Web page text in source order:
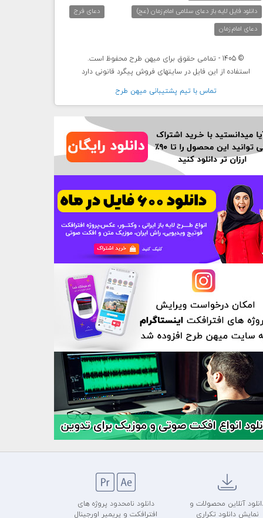
دانلود فایل لایه باز دعای سلامی امام زمان (عج)
دعای فرج
دعای امام زمان
© 1405 - تمامی حقوق برای میهن طرح محفوظ است.
استفاده از این فایل در سایتهای فروش پیگرد قانونی دارد
تماس با تيم پشتيبانی ميهن طرح
آنلاین محصولات و
نمایش دانلود تکراری
دانلود نامحدود پروژه های
افترافکت و پریمیر اورجینال